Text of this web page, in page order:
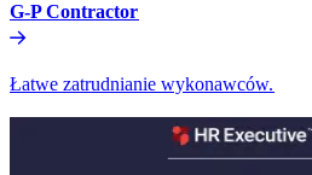
G-P Contractor​​
Łatwe zatrudnianie wykonawców.​​